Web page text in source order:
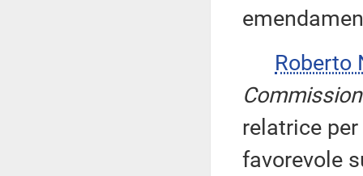
Roberto
relatrice
favorevole